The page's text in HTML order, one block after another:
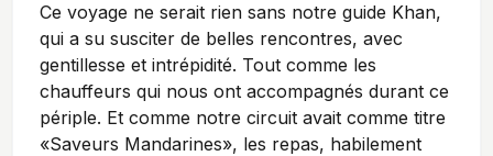
Ce voyage ne serait rien sans notre guide Khan,
qui a su susciter de belles rencontres, avec
gentillesse et intrépidité. Tout comme les
chauffeurs qui nous ont accompagnés durant ce
périple. Et comme notre circuit avait comme titre
«Saveurs Mandarines», les repas, habilement